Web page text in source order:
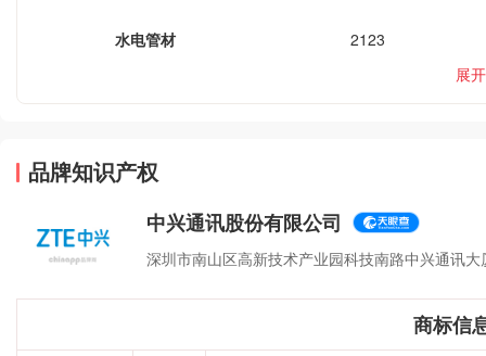
水电管材
2123
展开
品牌知识产权
中兴通讯股份有限公司
深圳市南山区高新技术产业园科技南路中兴通讯大
商标信